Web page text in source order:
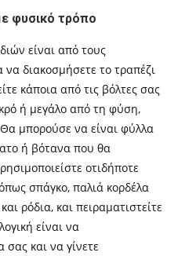
φυσικό τρόπο
είναι από τους
διακοσμήσετε το τραπέζι
κάποια από τις βόλτες σας
ή μεγάλο από τη φύση,
μπορούσε να είναι φύλλα
ή βότανα που θα
οτιδήποτε
σπάγκο, παλιά κορδέλα
ρόδια, και πειραματιστείτε
είναι να
και να γίνετε